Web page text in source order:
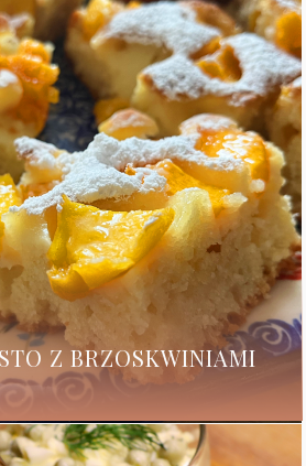
Z BRZOSKWINIAMI